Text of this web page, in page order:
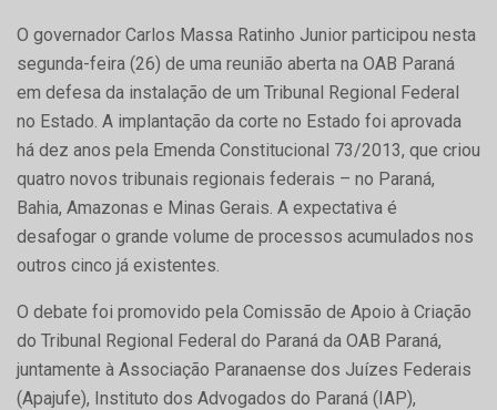
O governador Carlos Massa Ratinho Junior participou nesta
segunda-feira (26) de uma reunião aberta na OAB Paraná
em defesa da instalação de um Tribunal Regional Federal
no Estado. A implantação da corte no Estado foi aprovada
há dez anos pela Emenda Constitucional 73/2013, que criou
quatro novos tribunais regionais federais – no Paraná,
Bahia, Amazonas e Minas Gerais. A expectativa é
desafogar o grande volume de processos acumulados nos
outros cinco já existentes.
O debate foi promovido pela Comissão de Apoio à Criação
do Tribunal Regional Federal do Paraná da OAB Paraná,
juntamente à Associação Paranaense dos Juízes Federais
(Apajufe), Instituto dos Advogados do Paraná (IAP),